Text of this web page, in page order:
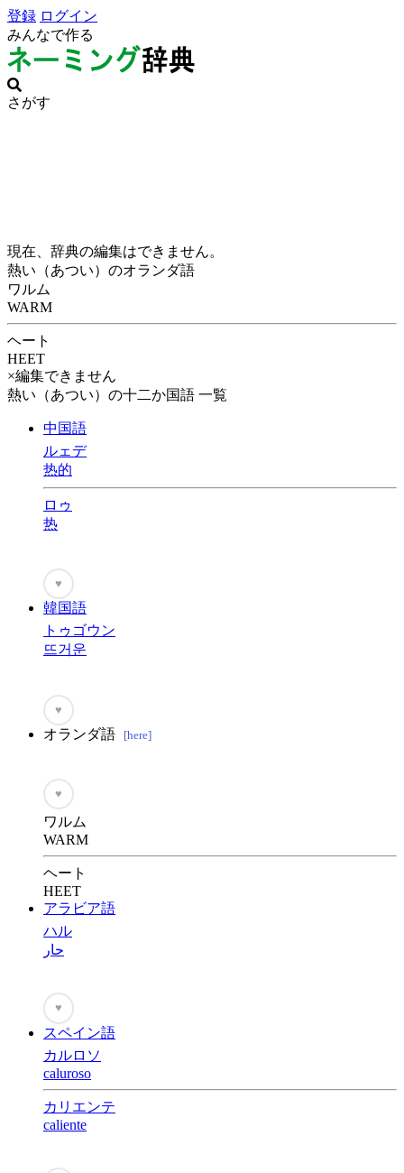
登録 ログイン
みんなで作る
さがす
現在、辞典の編集はできません。
熱い（あつい）のオランダ語
ワルム
WARM
ヘート
HEET
×編集できません
熱い（あつい）の十二か国語 一覧
中国語
ルェデ
热的
ロゥ
热
♥
韓国語
トゥゴウン
뜨거운
♥
オランダ語 [here]
♥
ワルム
WARM
ヘート
HEET
アラビア語
ハル
حار
♥
スペイン語
カルロソ
caluroso
カリエンテ
caliente